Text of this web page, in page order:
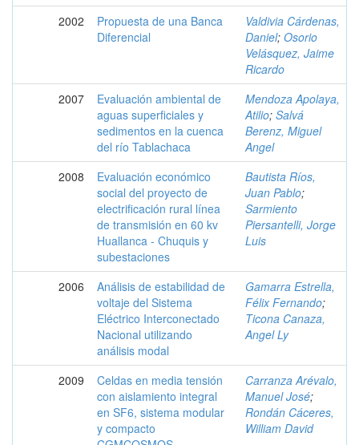
2002
Propuesta de una Banca
Diferencial
Valdivia Cárdenas,
Daniel; Osorio
Velásquez, Jaime
Ricardo
2007
Evaluación ambiental de
aguas superficiales y
sedimentos en la cuenca
del río Tablachaca
Mendoza Apolaya,
Atilio; Salvá
Berenz, Miguel
Angel
2008
Evaluación económico
social del proyecto de
electrificación rural línea
de transmisión en 60 kv
Huallanca - Chuquis y
subestaciones
Bautista Ríos,
Juan Pablo;
Sarmiento
Piersantelli, Jorge
Luis
2006
Análisis de estabilidad de
voltaje del Sistema
Eléctrico Interconectado
Nacional utilizando
análisis modal
Gamarra Estrella,
Félix Fernando;
Ticona Canaza,
Angel Ly
2009
Celdas en media tensión
con aislamiento integral
en SF6, sistema modular
y compacto
Carranza Arévalo,
Manuel José;
Rondán Cáceres,
William David